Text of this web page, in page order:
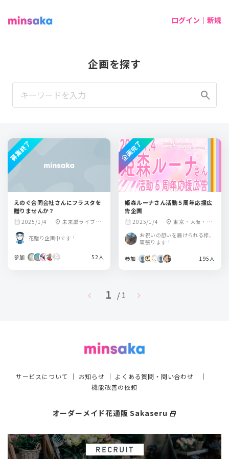
ログイン｜新規
企画を探す
search
えのぐ合同会社さんにフラスタを
贈りませんか？
calendar_month 2025/1/4 location_on 未来型ライブ劇
花贈り企画中です！
参加 52人
募集終了
姫森ルーナさん活動５周年応援広
告企画
calendar_month 2025/1/4 location_on 東京・大阪・福
岡・北海道・宮城
お祝いの想いを届けられる様、
頑張ります！
参加 195人
企画完了
chevron_left 1 / 1 chevron_right
サービスについて ｜ お知らせ ｜ よくある質問・問い合わせ ｜
機能改善の依頼
オーダーメイド花通販 Sakaseru select_window